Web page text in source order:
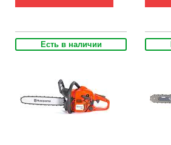
Есть в наличии